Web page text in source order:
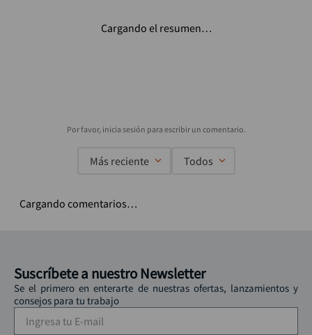
Cargando el resumen…
Más reciente Todos
Cargando comentarios…
Suscríbete a nuestro Newsletter
Se el primero en enterarte de nuestras ofertas, lanzamientos y
consejos para tu trabajo